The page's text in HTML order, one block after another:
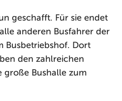
geschafft. Für sie endet
anderen Busfahrer der
Busbetriebshof. Dort
den zahlreichen
große Bushalle zum